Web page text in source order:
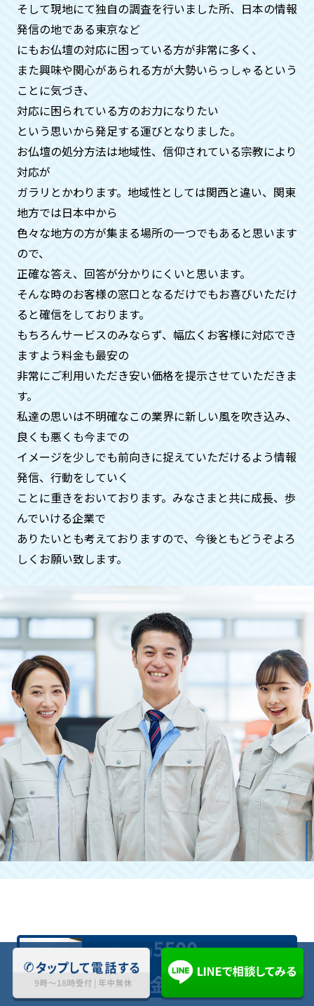
ご安心ください。搬出時には中身がわか
らないよう梱包などをいたしますので、
周りの方に知られることはございませ
ん。
供養がどのようにされているか確認
はできますか？
ることも可能ですのでご安心ください。
合同供養の際も、別料金になりますがお
写真、動画の手配も可能です。
供養が済んだという証明はしていた
だけますか？
はい。何時、どこで、どのお寺の方が供
養してくれたかの証明証を郵送させてい
ただいておりますのでご安心くださいま
せ。
急ぎで何とかしてほしいのです
が、、、
ご安心ください。基本即日対応いたして
おります。時間帯も遅くてもご希望でし
たらお伺いさせていただきます（深夜料
金などはかかりません）
供養に関することは、全般的にお受けい
たしておりますのでご安心くださいま
立ち合いが難しい場合も引き受けて
いただけますか？
はい。お時間を作るのが難しい方にも快
く対応させていただきます。
お問い合わせくださいませ。
そして現地にて独自の調査を⾏いました所、日本の情報
発信の地である東京など
にもお仏壇の対応に困っている方が非常に多く、
また興味や関心があられる方が大勢いらっしゃるという
ことに気づき、
対応に困られている方のお力になりたい
という思いから発⾜する運びとなりました。
お仏壇の処分方法は地域性、信仰されている宗教により
対応が
ガラリとかわります。地域性としては関⻄と違い、関東
地方では日本中から
色々な地方の方が集まる場所の一つでもあると思います
ので、
正確な答え、回答が分かりにくいと思います。
そんな時のお客様の窓口となるだけでもお喜びいただけ
ると確信をしております。
もちろんサービスのみならず、幅広くお客様に対応でき
ますよう料金も最安の
非常にご利用いただき安い価格を提示させていただきま
す。
私達の思いは不明確なこの業界に新しい風を吹き込み、
良くも悪くも今までの
イメージを少しでも前向きに捉えていただけるよう情報
発信、⾏動をしていく
ことに重きをおいております。みなさまと共に成⻑、歩
んでいける企業で
ありたいとも考えておりますので、今後ともどうぞよろ
しくお願い致します。
業界最安値5500円(税込)〜対応
料金について